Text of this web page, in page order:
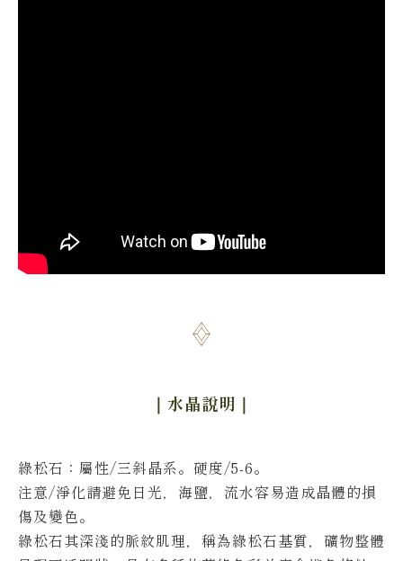
｜水晶說明 ｜
綠松石：屬性/三斜晶系。硬度/5-6。
注意/淨化請避免日光，海鹽，流水容易造成晶體的損
傷及變色。
綠松石其深淺的脈紋肌理，稱為綠松石基質，礦物整體